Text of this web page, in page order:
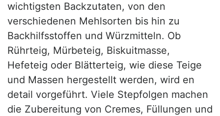
wichtigsten Backzutaten, von den
verschiedenen Mehlsorten bis hin zu
Backhilfsstoffen und Würzmitteln. Ob
Rührteig, Mürbeteig, Biskuitmasse,
Hefeteig oder Blätterteig, wie diese Teige
und Massen hergestellt werden, wird en
detail vorgeführt. Viele Stepfolgen machen
die Zubereitung von Cremes, Füllungen und